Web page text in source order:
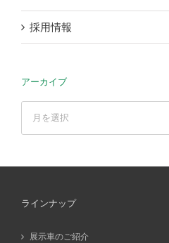
採用情報
アーカイブ
ラインナップ
展示車のご紹介